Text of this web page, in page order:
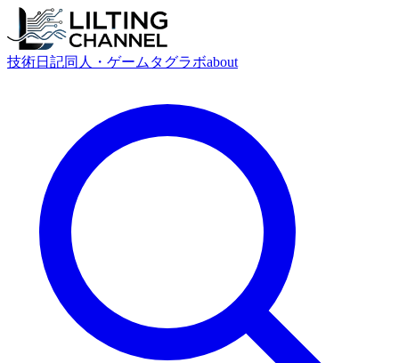
技術日記同人・ゲーム タグラボabout